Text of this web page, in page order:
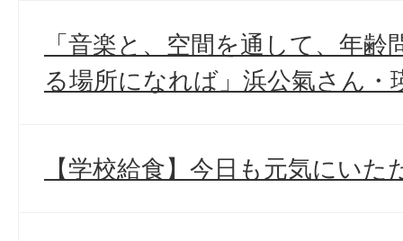
「音楽と、空間を通して、年
る場所になれば」浜公氣さん・
【学校給食】今日も元気にいた